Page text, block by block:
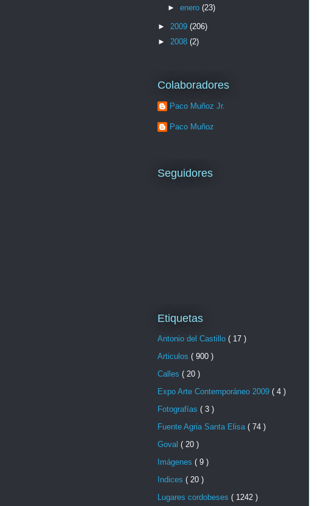
► enero (23)
► 2009 (206)
► 2008 (2)
Colaboradores
Paco Muñoz Jr.
Paco Muñoz
Seguidores
Etiquetas
Antonio del Castillo ( 17 )
Articulos ( 900 )
Calles ( 20 )
Expo Arte Contemporáneo 2009 ( 4 )
Fotografías ( 3 )
Fuente Agria Santa Elisa ( 74 )
Goval ( 20 )
Imágenes ( 9 )
Indices ( 20 )
Lugares cordobeses ( 1242 )